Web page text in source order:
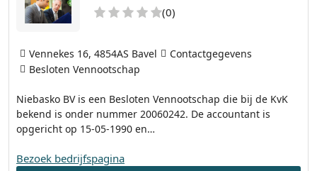
(0)
Niebasko BV is een Besloten Vennootschap die bij de KvK
bekend is onder nummer 20060242. De accountant is
opgericht op 15-05-1990 en…
Vennekes 16, 4854AS Bavel
Contactgegevens
Besloten Vennootschap
Bezoek bedrijfspagina